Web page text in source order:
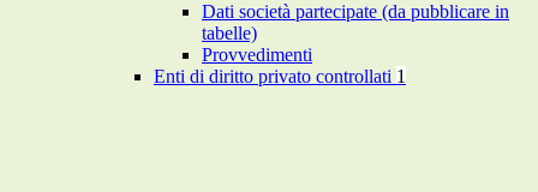
Dati società partecipate (da pubblicare in
tabelle)
Provvedimenti
Enti di diritto privato controllati 1